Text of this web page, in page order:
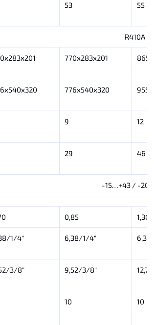
53 55
R410A
770х283х201
776х540х320
9 12
29 46
-15…+43 / -
0,85 1,30
1/4″ 6,38/1/4″
3/8″ 9,52/3/8″ 12,7/
10 10